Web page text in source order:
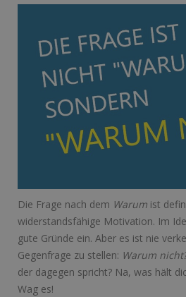
Die Frage nach dem Warum ist
widerstandsfähige Motivation. Im
gute Gründe ein. Aber es ist nie
Gegenfrage zu stellen: Warum
der dagegen spricht? Na, was hält
Wag es!